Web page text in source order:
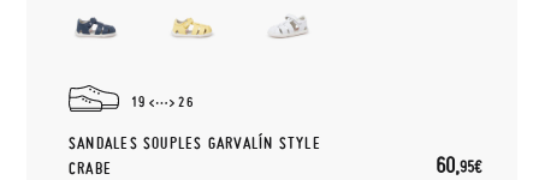
19 26
SANDALES SOUPLES GARVALÍN STYLE
CRABE
60,95€